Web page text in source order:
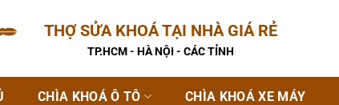
THỢ SỬA KHOÁ TẠI NHÀ GIÁ RẺ
TP.HCM - HÀ NỘI - CÁC TỈNH
CHÌA KHOÁ Ô TÔ CHÌA KHOÁ XE MÁY